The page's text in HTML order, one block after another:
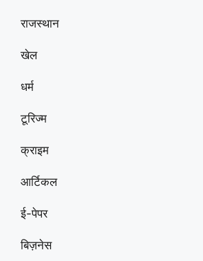
राजस्थान
खेल
धर्म
टूरिज्म
क्राइम
आर्टिकल
ई-पेपर
बिज़नेस